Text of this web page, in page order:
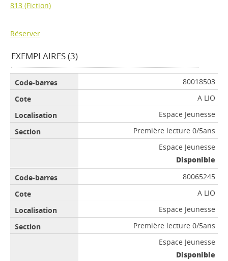
813 (Fiction)
Réserver
EXEMPLAIRES (3)
80018503
A LIO
Espace Jeunesse
Première lecture 0/5ans
Espace Jeunesse
Disponible
80065245
A LIO
Espace Jeunesse
Première lecture 0/5ans
Espace Jeunesse
Disponible